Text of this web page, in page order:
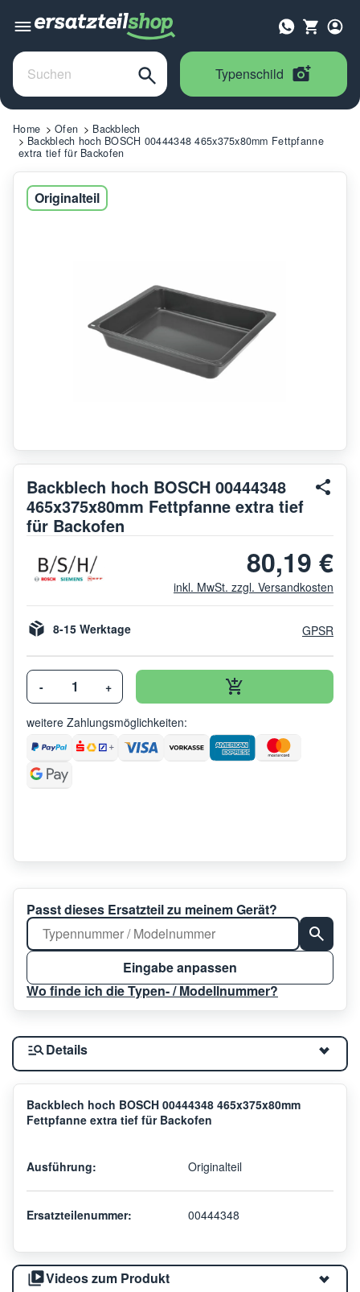
Typenschild
Home Ofen
Backblech
Backblech hoch BOSCH 00444348 465x375x80mm Fettpfanne
extra tief für Backofen
Originalteil
Backblech hoch BOSCH 00444348
465x375x80mm Fettpfanne extra tief
für Backofen
80,19 €
inkl. MwSt. zzgl. Versandkosten
8-15 Werktage GPSR
- +
weitere Zahlungsmöglichkeiten:
Passt dieses Ersatzteil zu meinem Gerät?
Eingabe anpassen
Wo finde ich die Typen- / Modellnummer?
Details
Backblech hoch BOSCH 00444348 465x375x80mm
Fettpfanne extra tief für Backofen
Ausführung: Originalteil
Ersatzteilenummer: 00444348
Videos zum Produkt